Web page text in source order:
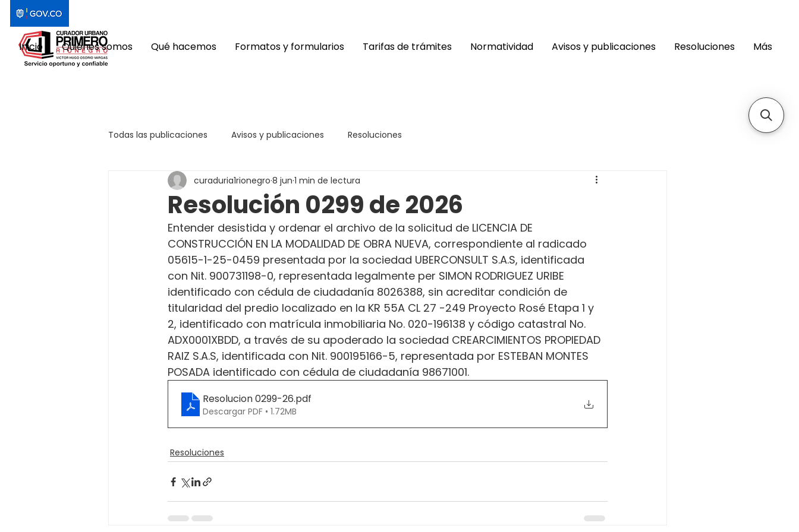
Inicio Quiénes somos Qué hacemos Formatos y formularios Tarifas de trámites Normatividad Avisos y publicaciones Resoluciones Más
Todas las publicaciones Avisos y publicaciones Resoluciones
Resolución 0299 de 2026
curaduria1rionegro 8 jun 1 min de lectura
Entender desistida y ordenar el archivo de la solicitud de LICENCIA DE
CONSTRUCCIÓN EN LA MODALIDAD DE OBRA NUEVA, correspondiente al radicado
05615-1-25-0459 presentada por la sociedad UBERCONSULT S.A.S, identificada
con Nit. 900731198-0, representada legalmente per SIMON RODRIGUEZ URIBE
identificado con cédula de ciudadanía 8026388, sin acreditar condición de
titularidad del predio localizado en la KR 55A CL 27 -249 Proyecto Rosé Etapa 1 y
2, identificado con matrícula inmobiliaria No. 020-196138 y código catastral No.
ADX0001XBDD, a través de su apoderado la sociedad CREARCIMIENTOS PROPIEDAD
RAIZ S.A.S, identificada con Nit. 900195166-5, representada por ESTEBAN MONTES
POSADA identificado con cédula de ciudadanía 98671001.
Resolucion 0299-26.pdf
Descargar PDF • 1.72MB
Resoluciones